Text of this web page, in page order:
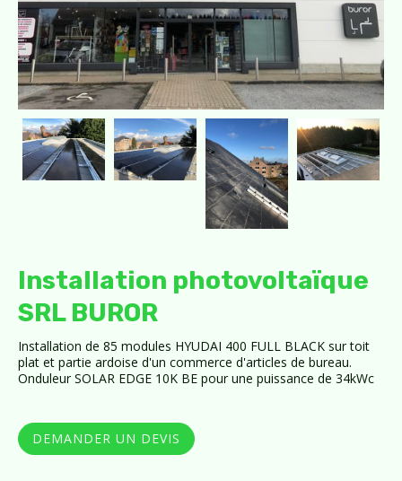
Installation photovoltaïque
SRL BUROR
Installation de 85 modules HYUDAI 400 FULL BLACK sur toit
plat et partie ardoise d'un commerce d'articles de bureau.
Onduleur SOLAR EDGE 10K BE pour une puissance de 34kWc
DEMANDER UN DEVIS